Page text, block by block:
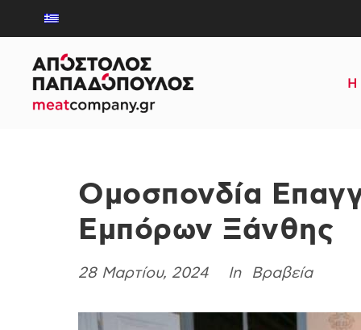
Η
Ομοσπονδία
Εμπόρων Ξάνθης
28 Μαρτίου, 2024 In Βραβεία